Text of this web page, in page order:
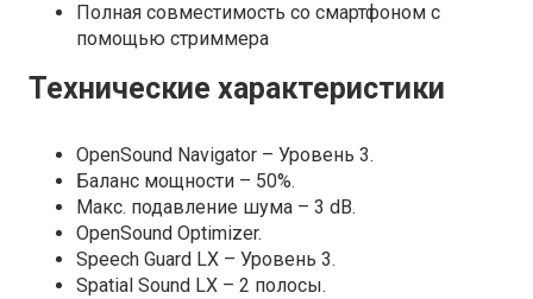
Полная совместимость со смартфоном с
помощью стриммера
Технические характеристики
OpenSound Navigator – Уровень 3.
Баланс мощности – 50%.
Макс. подавление шума – 3 dB.
OpenSound Optimizer.
Speech Guard LX – Уровень 3.
Spatial Sound LX – 2 полосы.